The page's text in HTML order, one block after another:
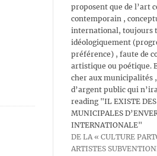
proposent que de l’art
contemporain ,
international, toujours
idéologiquement
préférence) , faute de
artistique ou poétique.
cher aux municipalités
d’argent public qui
reading "IL EXISTE DES
MUNICIPALES
INTERNATIONALE"
DE LA « CULTURE
ARTISTES